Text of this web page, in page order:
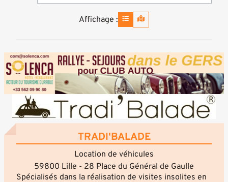
Affichage :
TRADI'BALADE
Location de véhicules
59800 Lille - 28 Place du Général de Gaulle
Spécialisés dans la réalisation de visites insolites en